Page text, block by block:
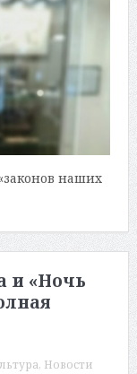
наших
и «Ночь
, Новости